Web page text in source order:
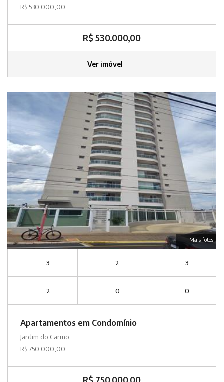
R$ 530.000,00
R$ 530.000,00
Ver imóvel
Mais fotos
3 2 3
2 0 0
Apartamentos em Condomínio
Jardim do Carmo
R$ 750.000,00